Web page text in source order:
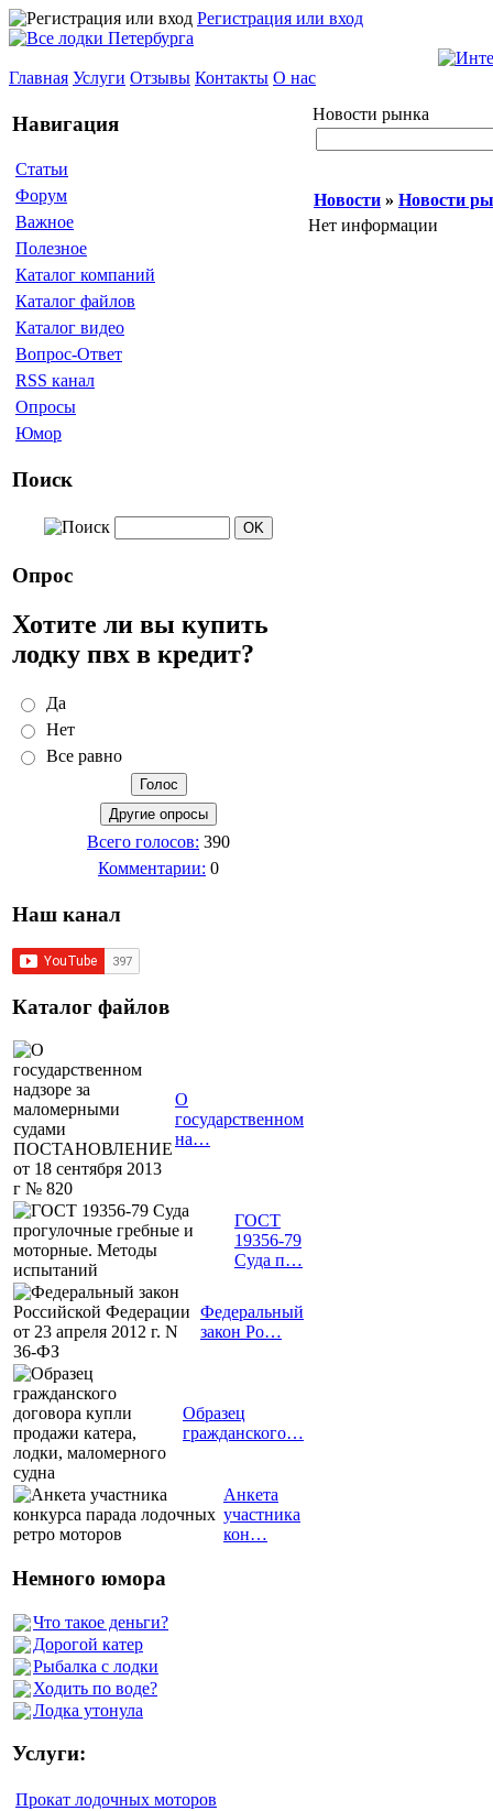
Регистрация или вход
Главная Услуги Отзывы Контакты О нас
Навигация
Статьи
Форум
Важное
Полезное
Каталог компаний
Каталог файлов
Каталог видео
Вопрос-Ответ
RSS канал
Опросы
Юмор
Поиск
Опрос
Хотите ли вы купить
лодку пвх в кредит?
Да
Нет
Все равно
Всего голосов: 390
Комментарии: 0
Наш канал
Каталог файлов
О
государственном
на…
ГОСТ
19356-79
Суда п…
Федеральный
закон Ро…
Образец
гражданского…
Анкета
участника
кон…
Немного юмора
Что такое деньги?
Дорогой катер
Рыбалка с лодки
Ходить по воде?
Лодка утонула
Услуги:
Прокат лодочных моторов
Новости рынка
Новости » Новости
Нет информации